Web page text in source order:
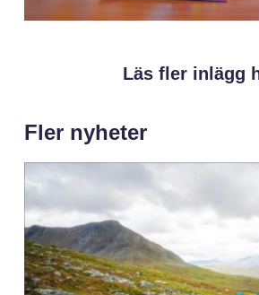
Läs fler inlägg
Fler nyheter